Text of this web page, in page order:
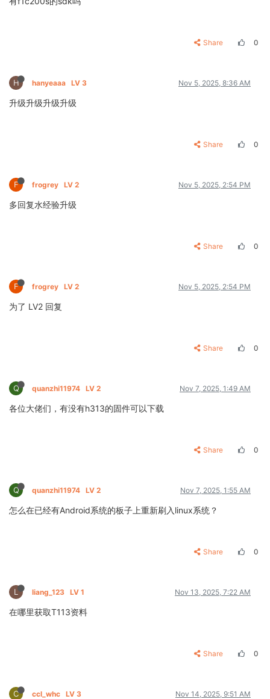
Share 0
H hanyeaaa LV 3 Nov 5, 2025, 8:36 AM
升级升级升级升级
Share 0
F frogrey LV 2 Nov 5, 2025, 2:54 PM
多回复水经验升级
Share 0
F frogrey LV 2 Nov 5, 2025, 2:54 PM
为了 LV2 回复
Share 0
Q quanzhi11974 LV 2 Nov 7, 2025, 1:49 AM
各位大佬们，有没有h313的固件可以下载
Share 0
Q quanzhi11974 LV 2 Nov 7, 2025, 1:55 AM
怎么在已经有Android系统的板子上重新刷入linux系统？
Share 0
L liang_123 LV 1 Nov 13, 2025, 7:22 AM
在哪里获取T113资料
Share 0
C ccl_whc LV 3 Nov 14, 2025, 9:51 AM